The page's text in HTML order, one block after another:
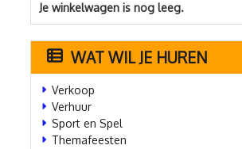
Je winkelwagen is nog leeg.
WAT WIL JE HUREN
Verkoop
Verhuur
Sport en Spel
Themafeesten